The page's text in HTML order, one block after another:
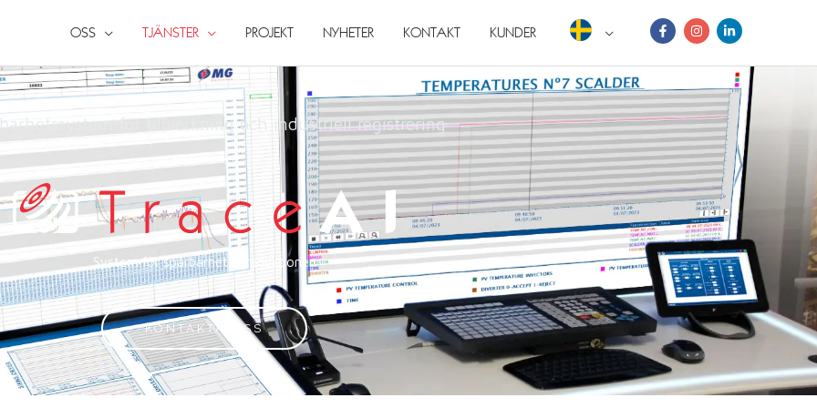
OSS TJÄNSTER PROJEKT NYHETER KONTAKT KUNDER
för tillverkning och industriell registrering
System för spårbarhet i produktionen
KONTAKTA OSS